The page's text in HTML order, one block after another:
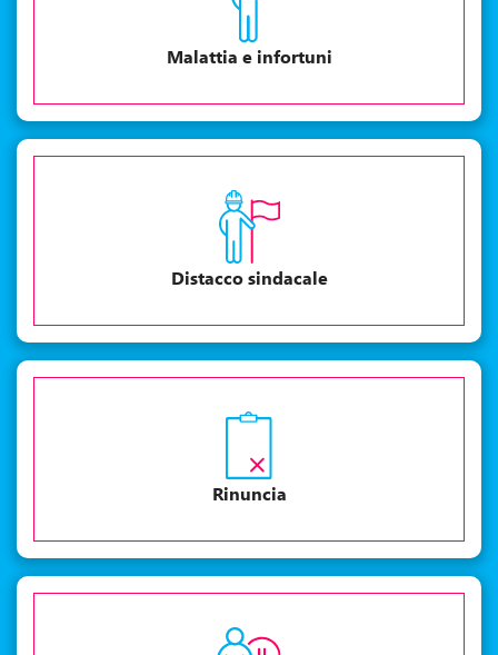
Malattia e infortuni
Distacco sindacale
Rinuncia